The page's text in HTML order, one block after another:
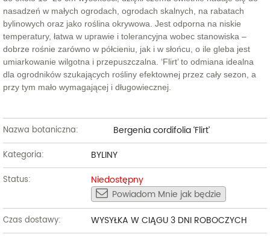
nasadzeń w małych ogrodach, ogrodach skalnych, na rabatach
bylinowych oraz jako roślina okrywowa. Jest odporna na niskie
temperatury, łatwa w uprawie i tolerancyjna wobec stanowiska –
dobrze rośnie zarówno w półcieniu, jak i w słońcu, o ile gleba jest
umiarkowanie wilgotna i przepuszczalna. ‘Flirt’ to odmiana idealna
dla ogrodników szukających rośliny efektownej przez cały sezon, a
przy tym mało wymagającej i długowiecznej.
Nazwa botaniczna: Bergenia cordifolia ‘Flirt’
Kategoria: BYLINY
Status:
Niedostępny
Powiadom Mnie jak będzie
Czas dostawy: WYSYŁKA W CIĄGU 3 DNI ROBOCZYCH